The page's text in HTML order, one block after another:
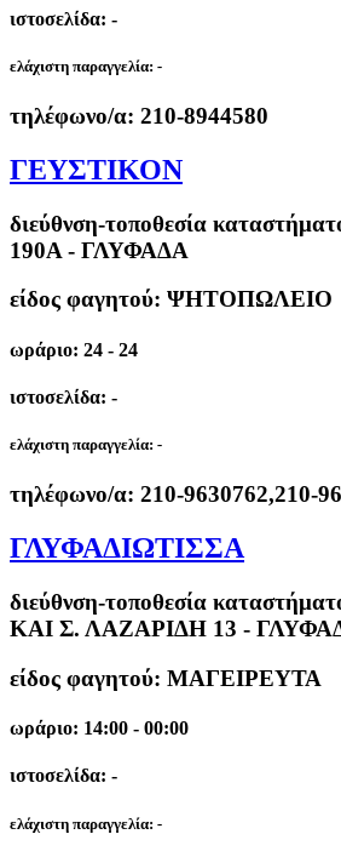
ιστοσελίδα: -
ελάχιστη παραγγελία: -
τηλέφωνο/α: 210-8944580
ΓΕΥΣΤΙΚΟΝ
διεύθνση-τοποθεσία
190Α - ΓΛΥΦΑΔΑ
είδος φαγητού: ΨΗΤΟΠΩΛΕΙΟ
ωράριο: 24 - 24
ιστοσελίδα: -
ελάχιστη παραγγελία: -
τηλέφωνο/α: 210-9630762,210-
ΓΛΥΦΑΔΙΩΤΙΣΣΑ
διεύθνση-τοποθεσία
ΚΑΙ Σ. ΛΑΖΑΡΙΔΗ 13 -
είδος φαγητού: ΜΑΓΕΙΡΕΥΤΑ
ωράριο: 14:00 - 00:00
ιστοσελίδα: -
ελάχιστη παραγγελία: -